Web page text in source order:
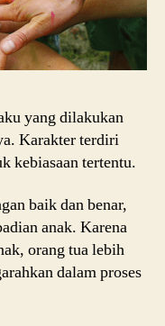
yang dilakukan
Karakter terdiri
kebiasaan tertentu.
baik dan benar,
anak. Karena
orang tua lebih
dalam proses